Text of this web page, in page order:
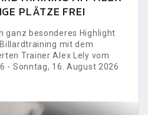
PLÄTZE FREI
ganz besonderes Highlight
mit dem
Trainer Alex Lely vom
- Sonntag, 16. August 2026